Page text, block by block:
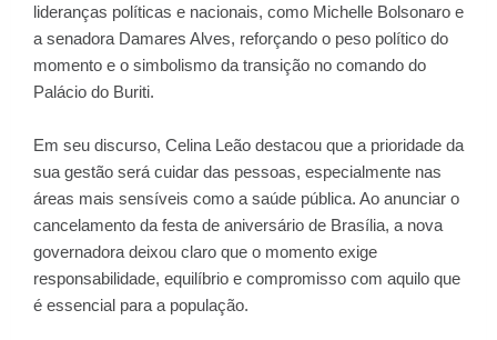
lideranças políticas e nacionais, como Michelle Bolsonaro e
a senadora Damares Alves, reforçando o peso político do
momento e o simbolismo da transição no comando do
Palácio do Buriti.
Em seu discurso, Celina Leão destacou que a prioridade da
sua gestão será cuidar das pessoas, especialmente nas
áreas mais sensíveis como a saúde pública. Ao anunciar o
cancelamento da festa de aniversário de Brasília, a nova
governadora deixou claro que o momento exige
responsabilidade, equilíbrio e compromisso com aquilo que
é essencial para a população.